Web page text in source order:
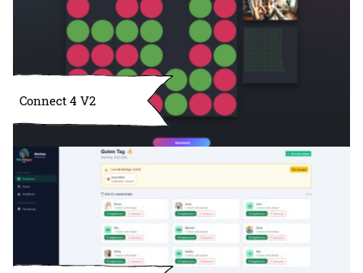
Connect 4 V2